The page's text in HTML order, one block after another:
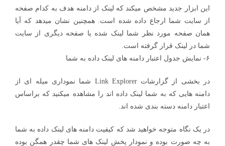
این ابزار جدید مشخص میکند که لینک از دامنه هدف به کدام صفحه
از سایت شما ارجاع داده شده است. همچنین نشان میدهد که آیا
همان صفحه مورد نظر شما لینک شده یا صفحه دیگری از سایت
شما در لینک قرار گرفته است.
۶- نمایش جدول اعتبار دامنه های لینک داده به شما
در بخشی از گزارشات Link Explorer شما نموداری میله ای از
دامنه هایی که به شما لینک داده اند را مشاهده میکنید که براساس
اعتبار دامنه دسته بندی شده اند.
در یک نگاه متوجه خواهید شد که کیفیت دامنه های لینک داده به شما
به چه صورت بوده و نمودار پخش لینک های شما چقدر همگن بوده